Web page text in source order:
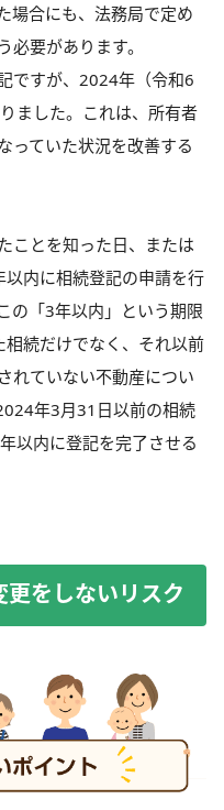
場合にも、法務局で定め
要があります。
ですが、2024年（令和6
ました。これは、所有者
っていた状況を改善する
ことを知った日、または
内に相続登記の申請を行
の「3年以内」という期限
続だけでなく、それ以前
れていない不動産につい
年3月31日以前の相続
以内に登記を完了させる
をしないリスク